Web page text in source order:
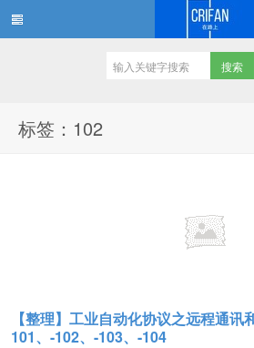
标签：102
【整理】工业自动化协议之远程通
101、-102、-103、-104